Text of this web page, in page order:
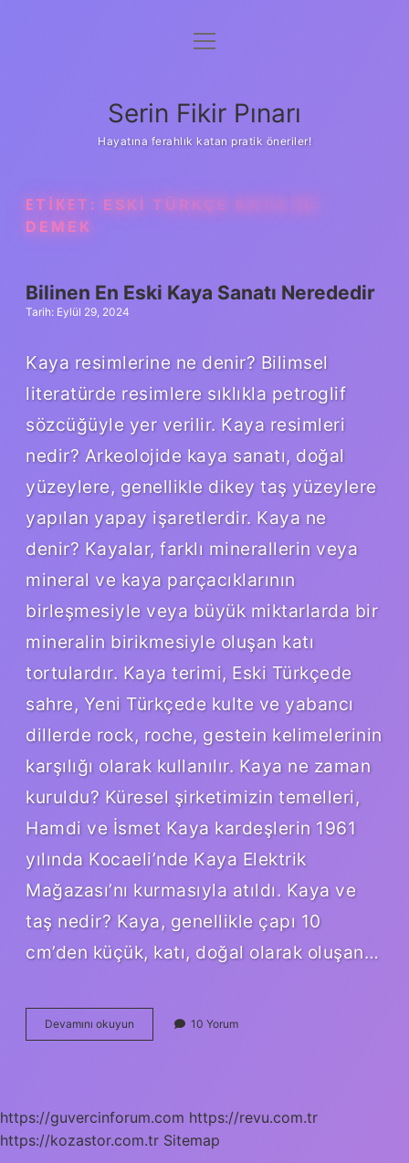
Gizlilik Politikası
Yasal Uyarı
menüyü
Serin Fikir Pınarı
Hayatına ferahlık katan pratik öneriler!
ETIKET: ESKI TÜRKÇE KAYA NE
DEMEK
Bilinen En Eski Kaya Sanatı Nerededir
Tarih: Eylül 29, 2024
Kaya resimlerine ne denir? Bilimsel
literatürde resimlere sıklıkla petroglif
sözcüğüyle yer verilir. Kaya resimleri
nedir? Arkeolojide kaya sanatı, doğal
yüzeylere, genellikle dikey taş yüzeylere
yapılan yapay işaretlerdir. Kaya ne
denir? Kayalar, farklı minerallerin veya
mineral ve kaya parçacıklarının
birleşmesiyle veya büyük miktarlarda bir
mineralin birikmesiyle oluşan katı
tortulardır. Kaya terimi, Eski Türkçede
sahre, Yeni Türkçede kulte ve yabancı
dillerde rock, roche, gestein kelimelerinin
karşılığı olarak kullanılır. Kaya ne zaman
kuruldu? Küresel şirketimizin temelleri,
Hamdi ve İsmet Kaya kardeşlerin 1961
yılında Kocaeli’nde Kaya Elektrik
Mağazası’nı kurmasıyla atıldı. Kaya ve
taş nedir? Kaya, genellikle çapı 10
cm’den küçük, katı, doğal olarak oluşan…
Devamını okuyun
En
10 Yorum
https://guvercinforum.com https://revu.com.tr
https://kozastor.com.tr Sitemap